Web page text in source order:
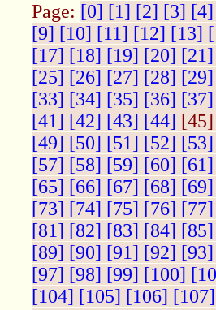
Page: [0] [1] [2] [3] [4]
[9] [10] [11] [12] [13]
[17] [18] [19] [20] [21]
[25] [26] [27] [28] [29]
[33] [34] [35] [36] [37]
[41] [42] [43] [44] [45]
[49] [50] [51] [52] [53]
[57] [58] [59] [60] [61]
[65] [66] [67] [68] [69]
[73] [74] [75] [76] [77]
[81] [82] [83] [84] [85]
[89] [90] [91] [92] [93]
[97] [98] [99] [100]
[104] [105] [106] [107]